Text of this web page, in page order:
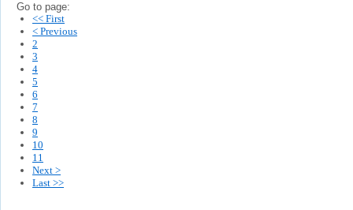
Go to page:
<< First
< Previous
2
3
4
5
6
7
8
9
10
11
Next >
Last >>